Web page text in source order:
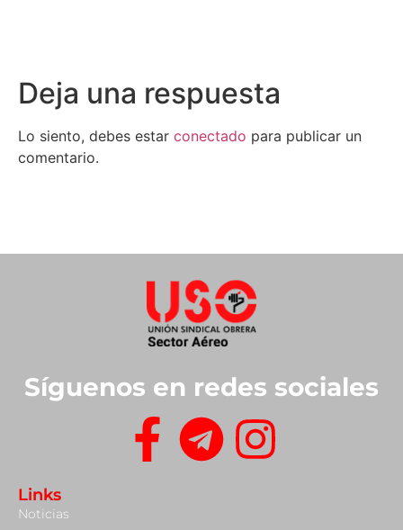
Deja una respuesta
Lo siento, debes estar conectado para publicar un
comentario.
Síguenos en redes sociales
Links
Noticias